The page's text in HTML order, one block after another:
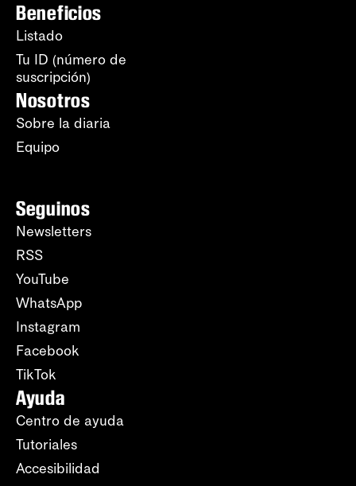
Beneficios
Listado
Tu ID (número de
suscripción)
Nosotros
Sobre la diaria
Equipo
Seguinos
Newsletters
RSS
YouTube
WhatsApp
Instagram
Facebook
TikTok
Ayuda
Centro de ayuda
Tutoriales
Accesibilidad